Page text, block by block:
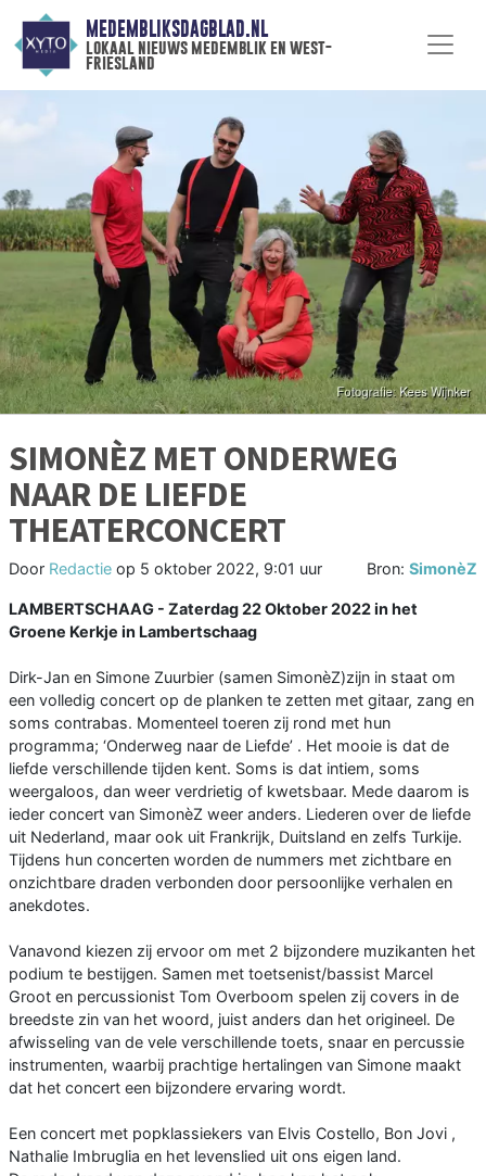
MEDEMBLIKSDAGBLAD.NL
lokaal nieuws medemblik en west-
friesland
SIMONÈZ MET ONDERWEG
NAAR DE LIEFDE
THEATERCONCERT
Door Redactie op 5 oktober 2022, 9:01 uur Bron: SimonèZ
LAMBERTSCHAAG - Zaterdag 22 Oktober 2022 in het
Groene Kerkje in Lambertschaag
Dirk-Jan en Simone Zuurbier (samen SimonèZ)zijn in staat om
een volledig concert op de planken te zetten met gitaar, zang en
soms contrabas. Momenteel toeren zij rond met hun
programma; ‘Onderweg naar de Liefde’ . Het mooie is dat de
liefde verschillende tijden kent. Soms is dat intiem, soms
weergaloos, dan weer verdrietig of kwetsbaar. Mede daarom is
ieder concert van SimonèZ weer anders. Liederen over de liefde
uit Nederland, maar ook uit Frankrijk, Duitsland en zelfs Turkije.
Tijdens hun concerten worden de nummers met zichtbare en
onzichtbare draden verbonden door persoonlijke verhalen en
anekdotes.
Vanavond kiezen zij ervoor om met 2 bijzondere muzikanten het
podium te bestijgen. Samen met toetsenist/bassist Marcel
Groot en percussionist Tom Overboom spelen zij covers in de
breedste zin van het woord, juist anders dan het origineel. De
afwisseling van de vele verschillende toets, snaar en percussie
instrumenten, waarbij prachtige hertalingen van Simone maakt
dat het concert een bijzondere ervaring wordt.
Een concert met popklassiekers van Elvis Costello, Bon Jovi ,
Nathalie Imbruglia en het levenslied uit ons eigen land.